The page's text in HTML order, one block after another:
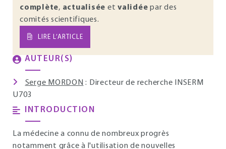
complète, actualisée et validée par des
comités scientifiques.
LIRE L’ARTICLE
AUTEUR(S)
Serge MORDON : Directeur de recherche INSERM
U703
INTRODUCTION
La médecine a connu de nombreux progrès
notamment grâce à l'utilisation de nouvelles